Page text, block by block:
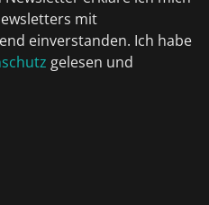
mit
einverstanden. Ich habe
gelesen und